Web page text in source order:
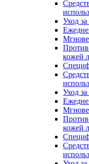
Уход
кожей
Уход
кожей